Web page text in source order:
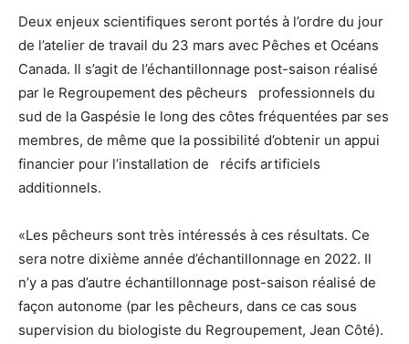
Deux enjeux scientifiques seront portés à l’ordre du jour
de l’atelier de travail du 23 mars avec Pêches et Océans
Canada. Il s’agit de l’échantillonnage post-saison réalisé
par le Regroupement des pêcheurs professionnels du
sud de la Gaspésie le long des côtes fréquentées par ses
membres, de même que la possibilité d’obtenir un appui
financier pour l’installation de récifs artificiels
additionnels.
«Les pêcheurs sont très intéressés à ces résultats. Ce
sera notre dixième année d’échantillonnage en 2022. Il
n’y a pas d’autre échantillonnage post-saison réalisé de
façon autonome (par les pêcheurs, dans ce cas sous
supervision du biologiste du Regroupement, Jean Côté).